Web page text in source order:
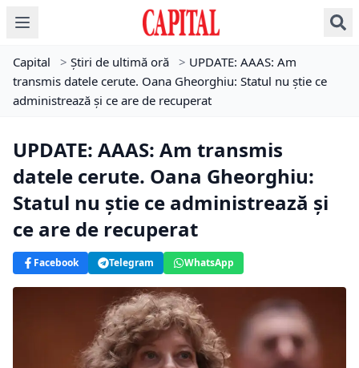
Capital > Știri de ultimă oră > UPDATE: AAAS: Am
transmis datele cerute. Oana Gheorghiu: Statul nu știe ce
administrează și ce are de recuperat
UPDATE: AAAS: Am transmis
datele cerute. Oana Gheorghiu:
Statul nu știe ce administrează și
ce are de recuperat
Facebook Telegram WhatsApp